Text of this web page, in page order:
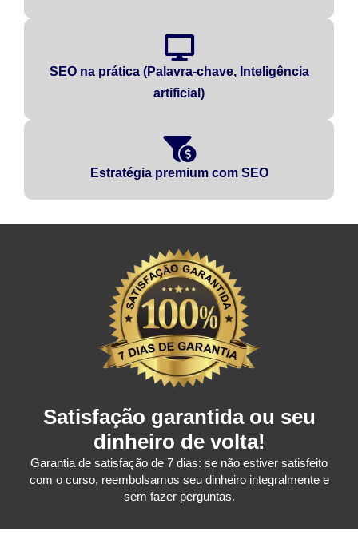
SEO na prática (Palavra-chave, Inteligência
artificial)
Estratégia premium com SEO
Satisfação garantida ou seu
dinheiro de volta!
Garantia de satisfação de 7 dias: se não estiver satisfeito
com o curso, reembolsamos seu dinheiro integralmente e
sem fazer perguntas.